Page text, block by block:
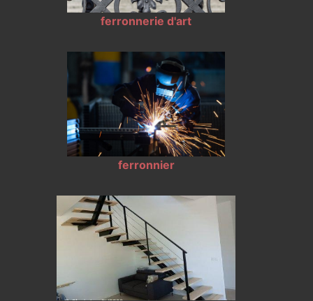
ferronnerie d'art
ferronnier